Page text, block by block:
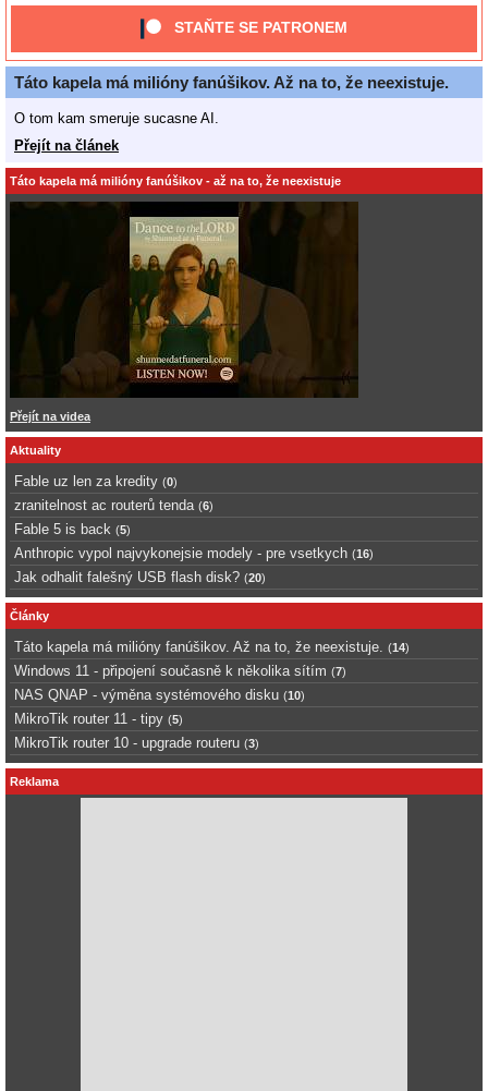
STAŇTE SE PATRONEM
Táto kapela má milióny fanúšikov. Až na to, že neexistuje.
O tom kam smeruje sucasne AI.
Přejít na článek
Táto kapela má milióny fanúšikov - až na to, že neexistuje
Přejít na videa
Aktuality
Fable uz len za kredity (0)
zranitelnost ac routerů tenda (6)
Fable 5 is back (5)
Anthropic vypol najvykonejsie modely - pre vsetkych (16)
Jak odhalit falešný USB flash disk? (20)
Články
Táto kapela má milióny fanúšikov. Až na to, že neexistuje. (14)
Windows 11 - připojení současně k několika sítím (7)
NAS QNAP - výměna systémového disku (10)
MikroTik router 11 - tipy (5)
MikroTik router 10 - upgrade routeru (3)
Reklama